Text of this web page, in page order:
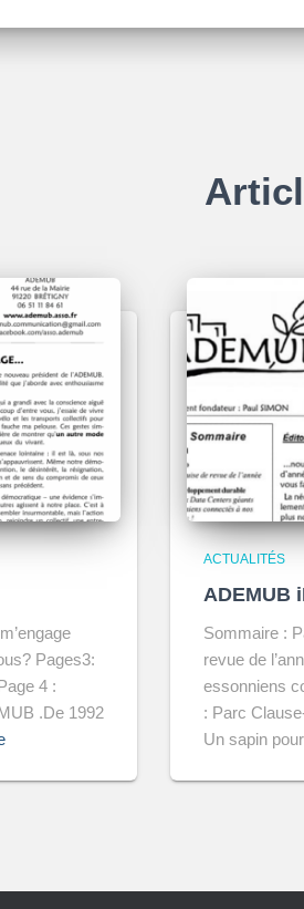
Pages3:
4 :
.De 1992
ACTUALITÉS
ADEMUB
Sommaire :
revue de
essonniens
: Parc
Un sapin